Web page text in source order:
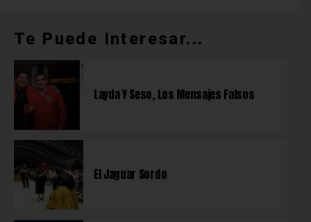
Te Puede Interesar...
Layda Y Seso, Los Mensajes Falsos
El Jaguar Sordo